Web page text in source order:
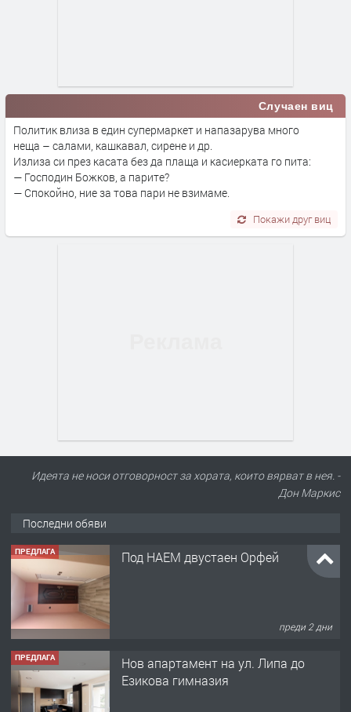
Случаен виц
Политик влиза в един супермаркет и напазарува много
неща – салами, кашкавал, сирене и др.
Излиза си през касата без да плаща и касиерката го пита:
— Господин Божков, а парите?
— Спокойно, ние за това пари не взимаме.
Покажи друг виц
Идеята не носи отговорност за хората, които вярват в нея. -
Дон Маркис
Последни обяви
ПРЕДЛАГА Под НАЕМ двустаен Орфей
преди 2 дни
ПРЕДЛАГА
Нов апартамент на ул. Липа до
Езикова гимназия